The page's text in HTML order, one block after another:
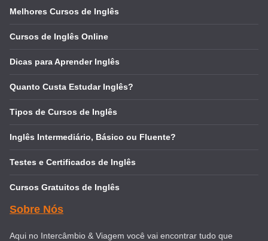
Melhores Cursos de Inglês
Cursos de Inglês Online
Dicas para Aprender Inglês
Quanto Custa Estudar Inglês?
Tipos de Cursos de Inglês
Inglês Intermediário, Básico ou Fluente?
Testes e Certificados de Inglês
Cursos Gratuitos de Inglês
Sobre Nós
Aqui no Intercâmbio & Viagem você vai encontrar tudo que